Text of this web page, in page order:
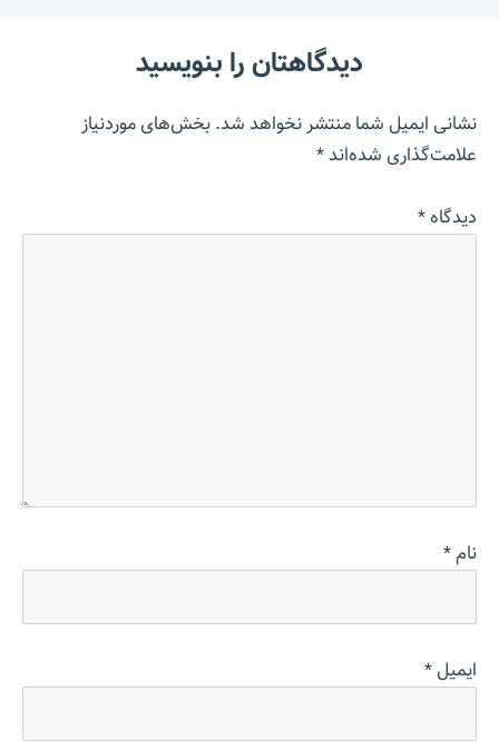
دیدگاهتان را بنویسید
نشانی ایمیل شما منتشر نخواهد شد.بخش‌های موردنیاز
علامت‌گذاری شده‌اند*
دیدگاه*
نام*
ایمیل*